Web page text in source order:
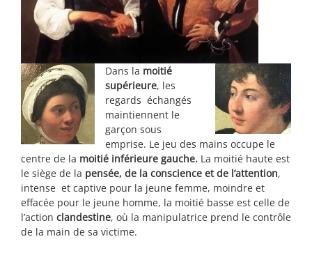
Dans la moitié
supérieure, les
regards échangés
maintiennent le
garçon sous
emprise. Le jeu des mains occupe le
centre de la moitié inférieure gauche. La moitié haute est
le siège de la pensée, de la conscience et de l’attention,
intense et captive pour la jeune femme, moindre et
effacée pour le jeune homme, la moitié basse est celle de
l’action clandestine, où la manipulatrice prend le contrôle
de la main de sa victime.